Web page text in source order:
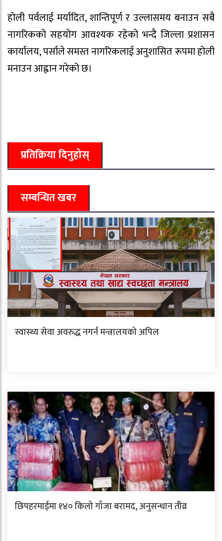
होली पर्वलाई मर्यादित, शान्तिपूर्ण र उल्लासमय बनाउन सबै
नागरिकको सहयोग आवश्यक रहेको भन्दै जिल्ला प्रशासन
कार्यालय, पर्साले समस्त नागरिकलाई अनुशासित रूपमा होली
मनाउन आह्वान गरेको छ।
प्रतिक्रिया दिनुहोस्
सम्बन्धित खबर
स्वास्थ्य सेवा अवरुद्ध नगर्न मन्त्रालयको अपिल
छिपहरमाईमा १४० किलो गाँजा बरामद, अनुसन्धान तीव्र